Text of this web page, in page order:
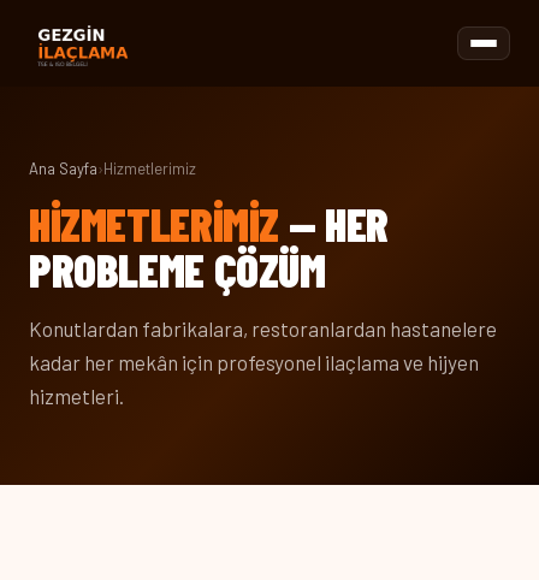
Ana Sayfa›Hizmetlerimiz
HIZMETLERIMIZ — HER
PROBLEME ÇÖZÜM
Konutlardan fabrikalara, restoranlardan hastanelere
kadar her mekân için profesyonel ilaçlama ve hijyen
hizmetleri.